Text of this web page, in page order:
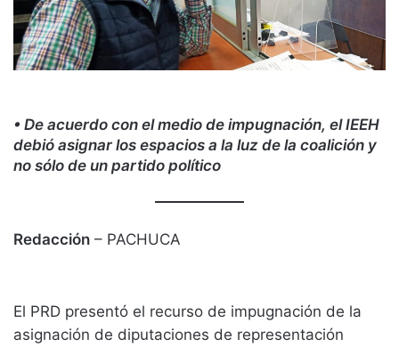
• De acuerdo con el medio de impugnación, el IEEH
debió asignar los espacios a la luz de la coalición y
no sólo de un partido político
Redacción – PACHUCA
El PRD presentó el recurso de impugnación de la
asignación de diputaciones de representación